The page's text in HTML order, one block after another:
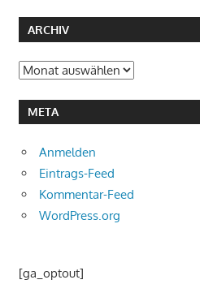
ARCHIV
Archiv
META
Anmelden
Eintrags-Feed
Kommentar-Feed
WordPress.org
[ga_optout]